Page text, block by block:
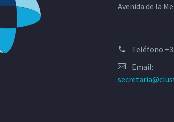
Avenida de la
Teléfono
Email: